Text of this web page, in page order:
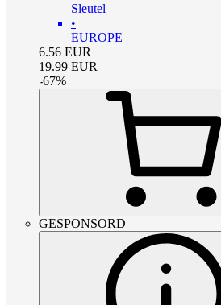
Sleutel
•
EUROPE
6.56 EUR
19.99 EUR
-67%
GESPONSORD